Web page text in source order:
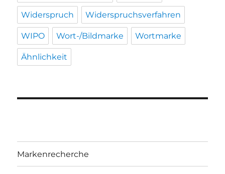
Widerspruch Widerspruchsverfahren
WIPO Wort-/Bildmarke Wortmarke
Ähnlichkeit
Markenrecherche